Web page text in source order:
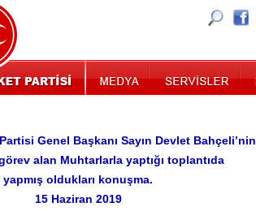
Genel Başkanı Sayın Devlet Bahçeli’nin
alan Muhtarlarla yaptığı toplantıda
yapmış oldukları konuşma.
15 Haziran 2019